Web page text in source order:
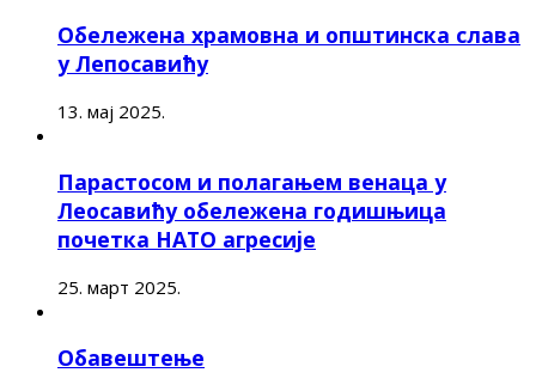
Обележена храмовна и општинска слава
у Лепосавићу
13. мај 2025.
Парастосом и полагањем венаца у
Леосавићу обележена годишњица
почетка НАТО агресије
25. март 2025.
Обавештење